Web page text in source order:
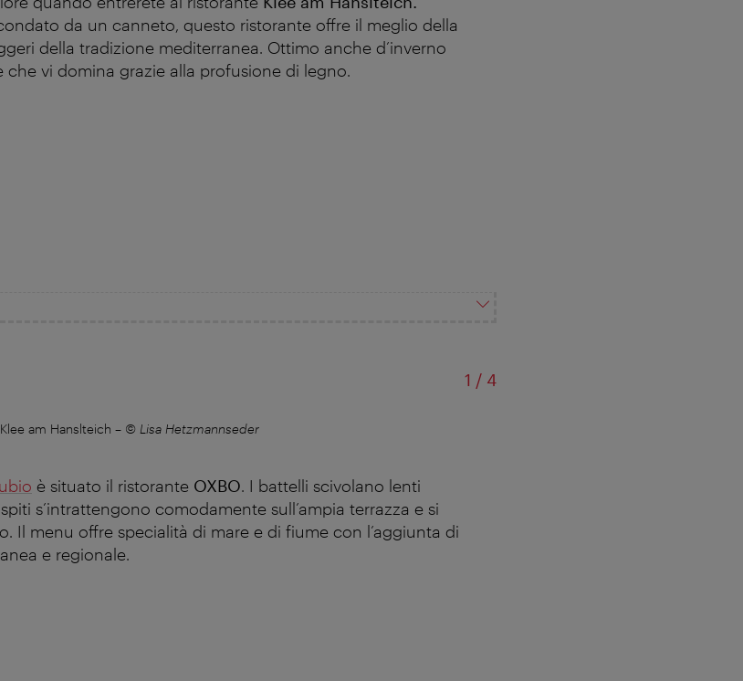
da un canneto, questo ristorante offre il meglio della
della tradizione mediterranea. Ottimo anche d’inverno
che vi domina grazie alla profusione di legno.
1 /di
4
Klee am Hanslteich – © Lisa Hetzmannseder
è situato il ristorante OXBO. I battelli scivolano lenti
s’intrattengono comodamente sull’ampia terrazza e si
Il menu offre specialità di mare e di fiume con l’aggiunta di
e regionale.